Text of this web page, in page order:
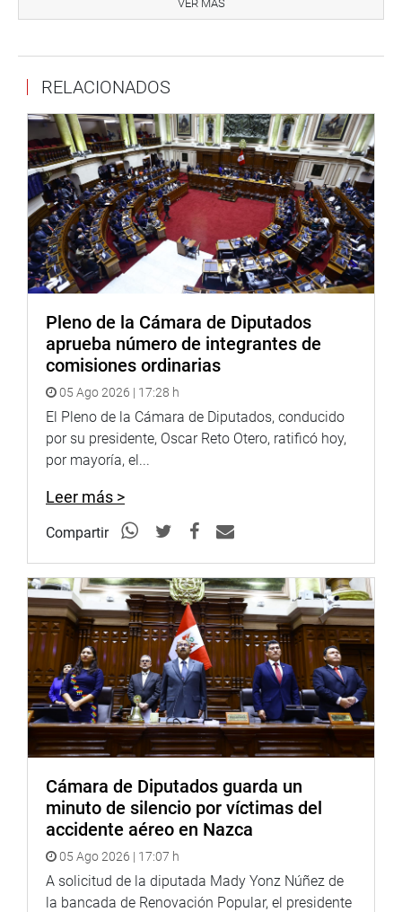
de Alemania, Brasil, Chile, Estados Unidos y México, entre
En breves declaraciones a la prensa a su salida del
certamen, la titular del Parlamento ratificó que sin
inversión privada no habrá trabajo en el país.
OFICINA DE COMUNICACIONES
VER MÁS
RELACIONADOS
Pleno de la Cámara de Diputados
aprueba número de integrantes de
comisiones ordinarias
05 Ago 2026 | 17:28 h
El Pleno de la Cámara de Diputados, conducido
por su presidente, Oscar Reto Otero, ratificó hoy,
por mayoría, el...
Leer más >
Compartir
Cámara de Diputados guarda un
minuto de silencio por víctimas del
accidente aéreo en Nazca
05 Ago 2026 | 17:07 h
A solicitud de la diputada Mady Yonz Núñez de
la bancada de Renovación Popular, el presidente